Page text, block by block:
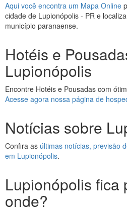
Aqui você encontra um Mapa Online
cidade de Lupionópolis - PR e
município paranaense.
Hotéis e
Lupionópolis
Encontre Hotéis e Pousadas com
Acesse agora nossa página de
Notícias sobre
Confira as últimas notícias, previsão
em Lupionópolis.
Lupionópolis fica
onde?